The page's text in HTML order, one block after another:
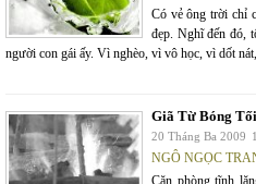
Có vẻ ông trời chỉ
đẹp. Nghĩ đến đó,
người con gái ấy. Vì nghèo, vì vô học, vì dốt
Giã Từ Bóng Tối
20 Tháng Ba 2009
NGÔ NGỌC
Căn phòng tĩnh